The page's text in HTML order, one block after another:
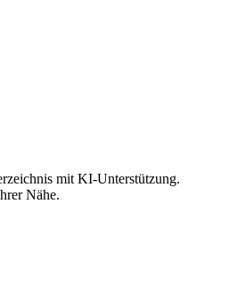
mit KI-Unterstützung.
Nähe.